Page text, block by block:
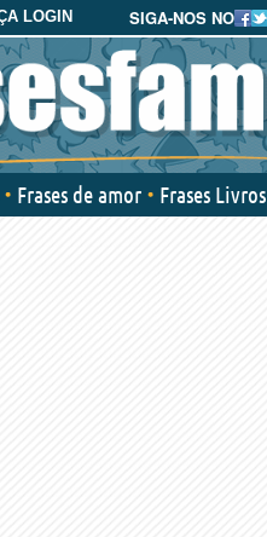
SIGA-NOS NO
LOGIN
Frases de amor Frases Livros